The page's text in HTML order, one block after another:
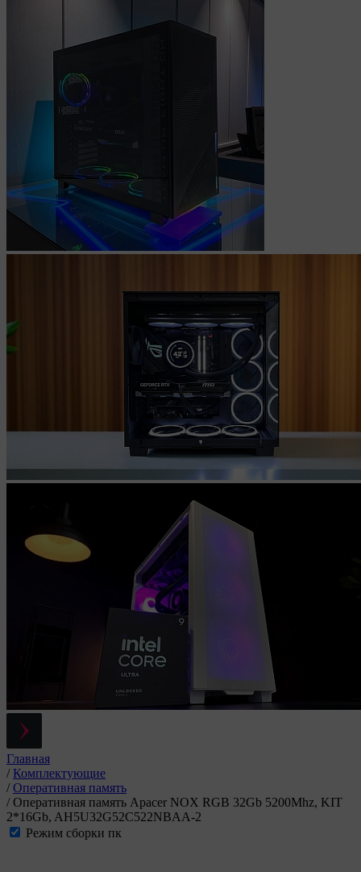
Главная
/ Комплектующие
/ Оперативная память
/ Оперативная память Apacer NOX RGB 32Gb 5200Mhz, KIT
2*16Gb, AH5U32G52C522NBAA-2
Режим сборки пк